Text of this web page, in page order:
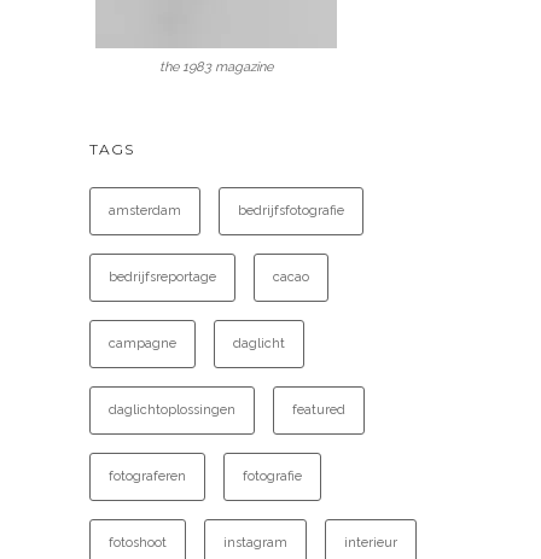
the 1983 magazine
TAGS
amsterdam bedrijfsfotografie
bedrijfsreportage cacao
campagne daglicht
daglichtoplossingen featured
fotograferen fotografie
fotoshoot instagram interieur